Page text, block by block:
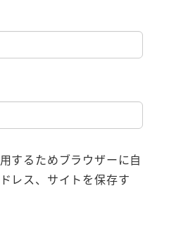
するためブラウザーに自
レス、サイトを保存す